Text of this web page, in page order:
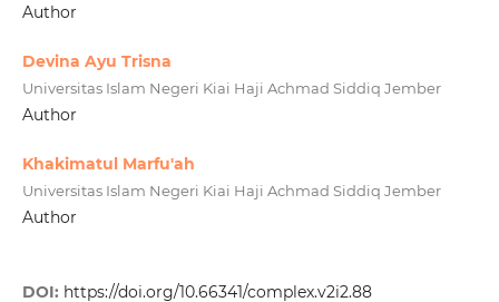
Author
Devina Ayu Trisna
Universitas Islam Negeri Kiai Haji Achmad Siddiq Jember
Author
Khakimatul Marfu'ah
Universitas Islam Negeri Kiai Haji Achmad Siddiq Jember
Author
DOI: https://doi.org/10.66341/complex.v2i2.88